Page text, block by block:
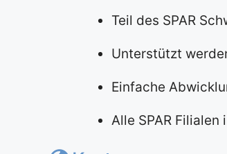
Teil des SPAR
Unterstützt
Einfache
Alle SPAR